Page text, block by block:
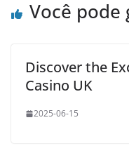
Você
Discover the
Casino UK
2025-06-15